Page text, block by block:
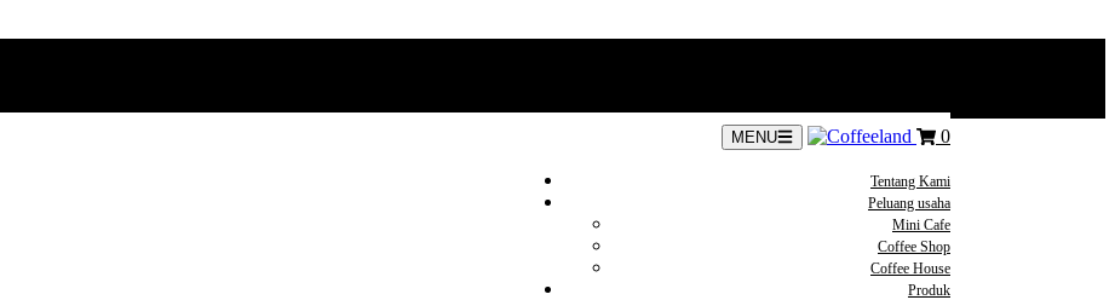
MENU 0
Tentang Kami
Peluang usaha
Mini Cafe
Coffee Shop
Coffee House
Produk